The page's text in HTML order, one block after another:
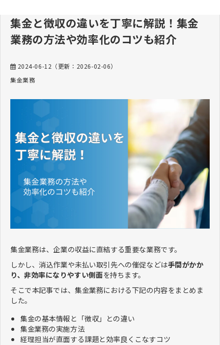
集金と徴収の違いを丁寧に解説！集金
業務の方法や効率化のコツも紹介
2024-06-12 （更新： 2026-02-06）
集金業務
集金業務は、企業の収益に直結する重要な業務です。
しかし、消込作業や未払い取引先への催促などは手間がかか
り、非効率になりやすい側面を持ちます。
そこで本記事では、集金業務における下記の内容をまとめま
した。
集金の基本情報と「徴収」との違い
集金業務の実施方法
経理担当が直面する課題と効率良くこなすコツ